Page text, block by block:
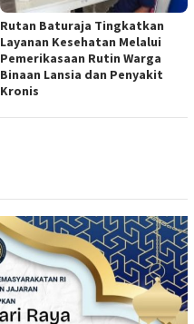
Rutan Baturaja Tingkatkan
Layanan Kesehatan Melalui
Pemerikasaan Rutin Warga
Binaan Lansia dan Penyakit
Kronis